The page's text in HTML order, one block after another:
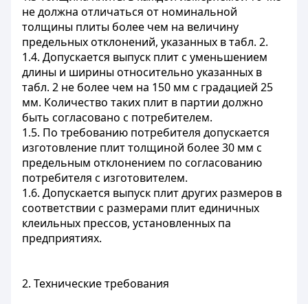
не должна отличаться от номинальной
толщины плиты более чем на величину
предельных отклонений, указанных в табл. 2.
1.4. Допускается выпуск плит с уменьшением
длины и ширины относительно указанных в
табл. 2 не более чем на 150 мм с градацией 25
мм. Количество таких плит в партии должно
быть согласовано с потребителем.
1.5. По требованию потребителя допускается
изготовление плит толщиной более 30 мм с
предельным отклонением по согласованию
потребителя с изготовителем.
1.6. Допускается выпуск плит других размеров в
соответствии с размерами плит единичных
клеильных прессов, установленных па
предприятиях.
2. Технические требования